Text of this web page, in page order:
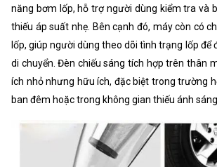
năng bơm lốp, hỗ trợ người dùng kiểm tra và
thiếu áp suất nhẹ. Bên cạnh đó, máy còn có
lốp, giúp người dùng theo dõi tình trạng lốp để
di chuyển. Đèn chiếu sáng tích hợp trên thân
ích nhỏ nhưng hữu ích, đặc biệt trong trường
ban đêm hoặc trong không gian thiếu ánh sáng.